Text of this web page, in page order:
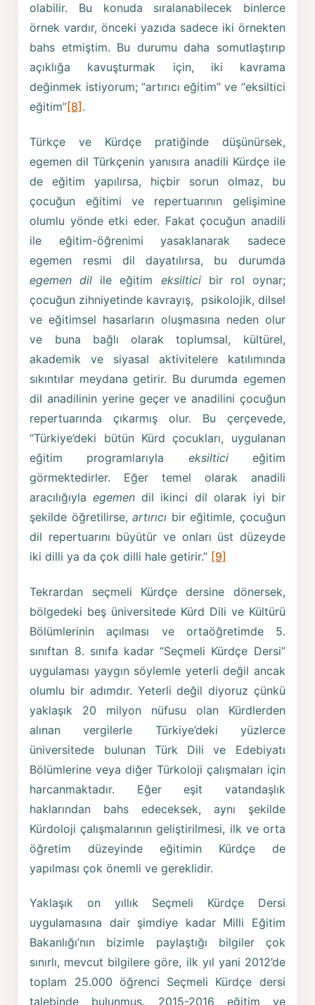
olabilir. Bu konuda sıralanabilecek binlerce
örnek vardır, önceki yazıda sadece iki örnekten
bahs etmiştim. Bu durumu daha somutlaştırıp
açıklığa kavuşturmak için, iki kavrama
değinmek istiyorum; “artırıcı eğitim” ve “eksiltici
eğitim”[8] .
Türkçe ve Kürdçe pratiğinde düşünürsek,
egemen dil Türkçenin yanısıra anadili Kürdçe ile
de eğitim yapılırsa, hiçbir sorun olmaz, bu
çocuğun eğitimi ve repertuarının gelişimine
olumlu yönde etki eder. Fakat çocuğun anadili
ile eğitim-öğrenimi yasaklanarak sadece
egemen resmi dil dayatılırsa, bu durumda
egemen dil ile eğitim eksiltici bir rol oynar;
çocuğun zihniyetinde kavrayış, psikolojik, dilsel
ve eğitimsel hasarların oluşmasına neden olur
ve buna bağlı olarak toplumsal, kültürel,
akademik ve siyasal aktivitelere katılımında
sıkıntılar meydana getirir. Bu durumda egemen
dil anadilinin yerine geçer ve anadilini çocuğun
repertuarında çıkarmış olur. Bu çerçevede,
“Türkiye’deki bütün Kürd çocukları, uygulanan
eğitim programlarıyla eksilticieğitim
görmektedirler. Eğer temel olarak anadili
aracılığıylaegemen dil ikinci dil olarak iyi bir
şekilde öğretilirse,artırıcı bir eğitimle, çocuğun
dil repertuarını büyütür ve onları üst düzeyde
iki dilli ya da çok dilli hale getirir.” [9]
Tekrardan seçmeli Kürdçe dersine dönersek,
bölgedeki beş üniversitede Kürd Dili ve Kültürü
Bölümlerinin açılması ve ortaöğretimde 5.
sınıftan 8. sınıfa kadar “Seçmeli Kürdçe Dersi”
uygulaması yaygın söylemle yeterli değil ancak
olumlu bir adımdır. Yeterli değil diyoruz çünkü
yaklaşık 20 milyon nüfusu olan Kürdlerden
alınan vergilerle Türkiye’deki yüzlerce
üniversitede bulunan Türk Dili ve Edebiyatı
Bölümlerine veya diğer Türkoloji çalışmaları için
harcanmaktadır. Eğer eşit vatandaşlık
haklarından bahs edeceksek, aynı şekilde
Kürdoloji çalışmalarının geliştirilmesi, ilk ve orta
öğretim düzeyinde eğitimin Kürdçe de
yapılması çok önemli ve gereklidir.
Yaklaşık on yıllık Seçmeli Kürdçe Dersi
uygulamasına dair şimdiye kadar Milli Eğitim
Bakanlığı’nın bizimle paylaştığı bilgiler çok
sınırlı, mevcut bilgilere göre, ilk yıl yani 2012’de
toplam 25.000 öğrenci Seçmeli Kürdçe dersi
talebinde bulunmuş. 2015-2016 eğitim ve